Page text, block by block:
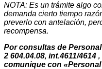
NOTA: Es un trámite algo
demanda cierto tiempo
preverlo con antelación,
recompensa.
Por consultas de
2 604.04.08, int.4611/
comunique con